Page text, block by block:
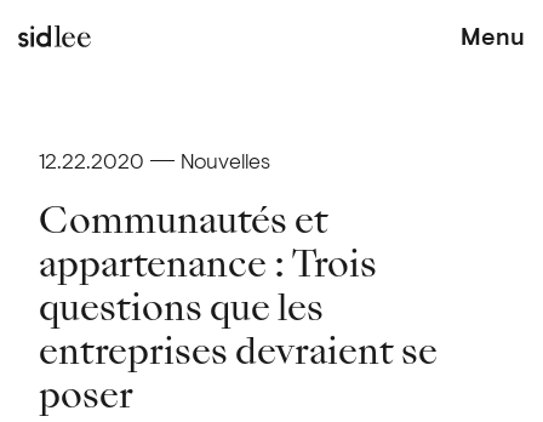
Menu
12.22.2020 Nouvelles
Communautés et
appartenance : Trois
questions que les
entreprises devraient se
poser